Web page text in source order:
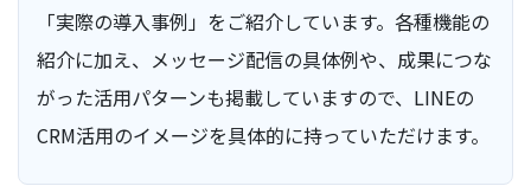
「実際の導入事例」をご紹介しています。各種機能の
紹介に加え、メッセージ配信の具体例や、成果につな
がった活用パターンも掲載していますので、LINEの
CRM活用のイメージを具体的に持っていただけます。